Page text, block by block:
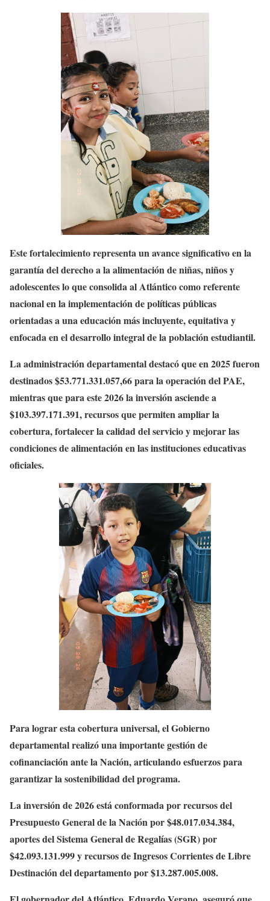
Este fortalecimiento representa un avance significativo en la
garantía del derecho a la alimentación de niñas, niños y
adolescentes lo que consolida al Atlántico como referente
nacional en la implementación de políticas públicas
orientadas a una educación más incluyente, equitativa y
enfocada en el desarrollo integral de la población estudiantil.
La administración departamental destacó que en 2025 fueron
destinados $53.771.331.057,66 para la operación del PAE,
mientras que para este 2026 la inversión asciende a
$103.397.171.391, recursos que permiten ampliar la
cobertura, fortalecer la calidad del servicio y mejorar las
condiciones de alimentación en las instituciones educativas
oficiales.
Para lograr esta cobertura universal, el Gobierno
departamental realizó una importante gestión de
cofinanciación ante la Nación, articulando esfuerzos para
garantizar la sostenibilidad del programa.
La inversión de 2026 está conformada por recursos del
Presupuesto General de la Nación por $48.017.034.384,
aportes del Sistema General de Regalías (SGR) por
$42.093.131.999 y recursos de Ingresos Corrientes de Libre
Destinación del departamento por $13.287.005.008.